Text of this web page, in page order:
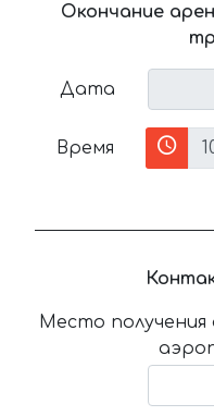
Окончание
Дата
Время
Место получения